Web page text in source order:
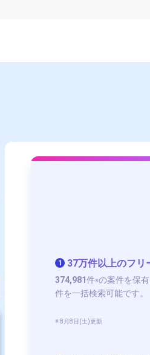
1 37万件以上のフリ
374,981件※の案件を保
件を一括検索可能です。
※ 8月8日(土)更新